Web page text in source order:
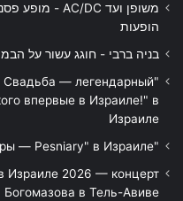
הופעות
בניה ברבי - חוגג עשור על הבמות! 2026 - כרטיסים ולוח
Свадьба — легендарный
впервые в Израиле!" в
Израиле
"Песняры — Pesniary" в Израиле
Израиле 2026 — концерт
Богомазова в Тель-Авиве